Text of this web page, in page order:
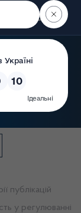
Пошук
публікацій
у регулюванні